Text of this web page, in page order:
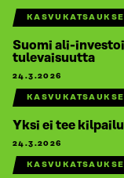
Suomi ali-
tulevaisuutta
24.3.2026
Yksi ei tee
24.3.2026